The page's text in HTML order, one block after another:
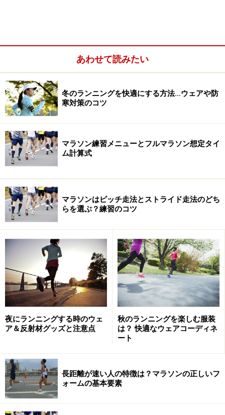
まずは蝶々結びと同じ
2）両方の紐を山折りに曲げて持つ
紐の先端は外側に向けておく
3）紐をクロスさせて輪を作り、山部分を通す
4）引っ張って完成
輪の中を上下から通す
これで、ほどけにくい結び方の完成です。あとは踏んづ
けてしまわないように、紐の長さを調整しておきましょ
あわせて読みたい
冬のランニングを快適にする方法…ウェアや防
寒対策のコツ
マラソン練習メニューとフルマラソン想定タイ
ム計算式
マラソンはピッチ走法とストライド走法のどち
らを選ぶ？練習のコツ
夜にランニングする時のウェ
ア＆反射材グッズと注意点
秋のランニングを楽しむ服装
は？ 快適なウェアコーディネ
ート
長距離が速い人の特徴は？マラソンの正しいフ
ォームの基本要素